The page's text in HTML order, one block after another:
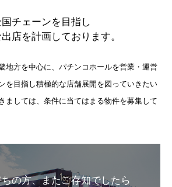
チェーンを目指し
店を計画しております。
地方を中心に、パチンコホールを営業・運営
を目指し積極的な店舗展開を図っていきたい
ましては、条件に当てはまる物件を募集して
の方、またご存知でしたら